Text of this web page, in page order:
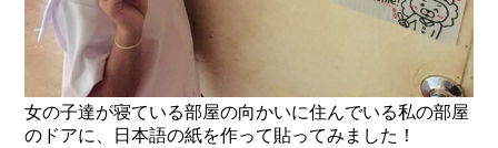
女の子達が寝ている部屋の向かいに住んでいる私の部屋
のドアに、日本語の紙を作って貼ってみました！